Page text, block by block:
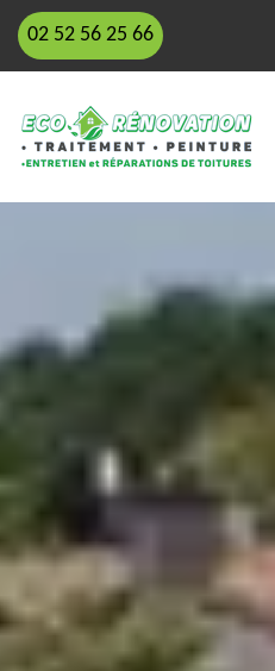
02 52 56 25 66